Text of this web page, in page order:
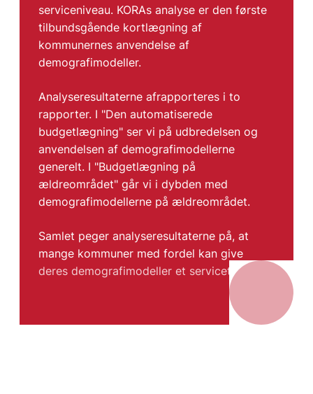
serviceniveau. KORAs analyse er den første
tilbundsgående kortlægning af
kommunernes anvendelse af
demografimodeller.
Analyseresultaterne afrapporteres i to
rapporter. I "Den automatiserede
budgetlægning" ser vi på udbredelsen og
anvendelsen af demografimodellerne
generelt. I "Budgetlægning på
ældreområdet" går vi i dybden med
demografimodellerne på ældreområdet.
Samlet peger analyseresultaterne på, at
mange kommuner med fordel kan give
deres demografimodeller et servicetjek.